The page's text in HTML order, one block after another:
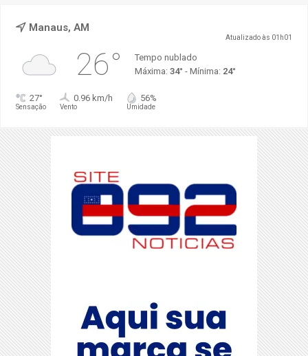
Manaus, AM
Atualizado às 01h01
26°
Tempo nublado
Máxima: 34° - Mínima: 24°
27°
Sensação
0.96 km/h
Vento
56%
Umidade